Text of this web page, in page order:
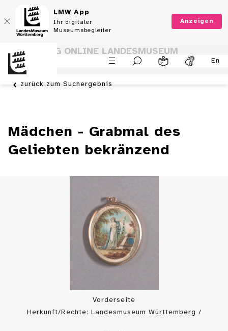
LMW App
Ihr digitaler
Museumsbegleiter
Anzeigen
En
SAMMLUNG ONLINE LANDESMUSEUM
WÜRTTEMBERG
zurück zum Suchergebnis
Mädchen - Grabmal des
Geliebten bekränzend
Vorderseite
Herkunft/Rechte: Landesmuseum Württemberg /